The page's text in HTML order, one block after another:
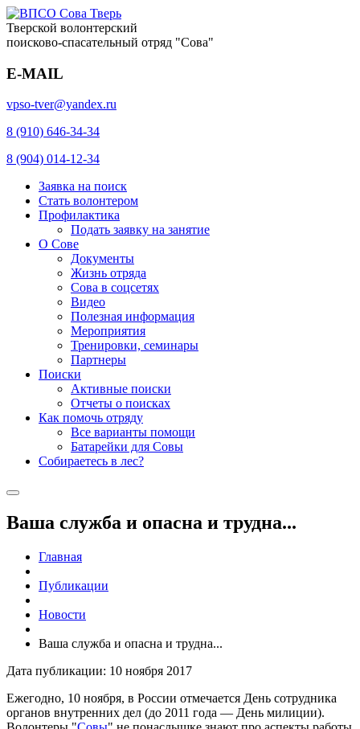
Тверской волонтерский
поисково-спасательный отряд "Сова"
E-MAIL
vpso-tver@yandex.ru
8 (910) 646-34-34
8 (904) 014-12-34
Заявка на поиск
Стать волонтером
Профилактика
Подать заявку на занятие
О Сове
Документы
Жизнь отряда
Сова в соцсетях
Видео
Полезная информация
Мероприятия
Тренировки, семинары
Партнеры
Поиски
Активные поиски
Отчеты о поисках
Как помочь отряду
Все варианты помощи
Батарейки для Совы
Собираетесь в лес?
Ваша служба и опасна и трудна...
Главная
Публикации
Новости
Ваша служба и опасна и трудна...
Дата публикации: 10 ноября 2017
Ежегодно, 10 ноября, в России отмечается День сотрудника
органов внутренних дел (до 2011 года — День милиции).